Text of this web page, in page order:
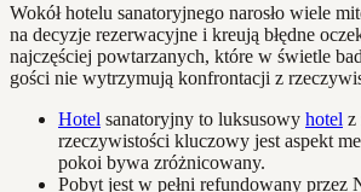
Wokół hotelu sanatoryjnego narosło wiele
na decyzje rezerwacyjne i kreują błędne
najczęściej powtarzanych, które w świetle
gości nie wytrzymują konfrontacji z
Hotel sanatoryjny to luksusowy hotel z
rzeczywistości kluczowy jest aspekt
pokoi bywa zróżnicowany.
Pobyt jest w pełni refundowany przez